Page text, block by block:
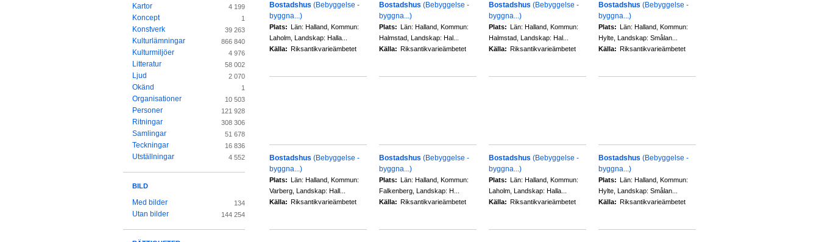
Bostadshus (Bebyggelse -
byggna...)
Plats: Län: Halland, Kommun:
Laholm, Landskap: Halla...
Källa: Riksantikvarieämbetet
Bostadshus (Bebyggelse -
byggna...)
Plats: Län: Halland, Kommun:
Halmstad, Landskap: Hal...
Källa: Riksantikvarieämbetet
Bostadshus (Bebyggelse -
byggna...)
Plats: Län: Halland, Kommun:
Halmstad, Landskap: Hal...
Källa: Riksantikvarieämbetet
Bostadshus (Bebyggelse -
byggna...)
Plats: Län: Halland, Kommun:
Hylte, Landskap: Smålan...
Källa: Riksantikvarieämbetet
Bostadshus (Bebyggelse -
byggna...)
Plats: Län: Halland, Kommun:
Varberg, Landskap: Hall...
Källa: Riksantikvarieämbetet
Bostadshus (Bebyggelse -
byggna...)
Plats: Län: Halland, Kommun:
Falkenberg, Landskap: H...
Källa: Riksantikvarieämbetet
Bostadshus (Bebyggelse -
byggna...)
Plats: Län: Halland, Kommun:
Laholm, Landskap: Halla...
Källa: Riksantikvarieämbetet
Bostadshus (Bebyggelse -
byggna...)
Plats: Län: Halland, Kommun:
Hylte, Landskap: Smålan...
Källa: Riksantikvarieämbetet
Kartor 4 199
Koncept 1
Konstverk 39 263
Kulturlämningar 866 840
Kulturmiljöer 4 976
Litteratur 58 002
Ljud 2 070
Okänd 1
Organisationer 10 503
Personer 121 928
Ritningar 308 306
Samlingar 51 678
Teckningar 16 836
Utställningar 4 552
BILD
Med bilder 134
Utan bilder 144 254